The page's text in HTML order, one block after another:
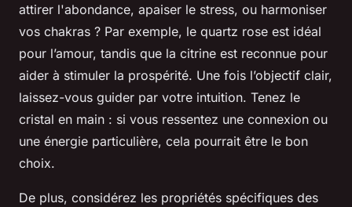
attirer l'abondance, apaiser le stress, ou harmoniser
vos chakras ? Par exemple, le quartz rose est idéal
pour l’amour, tandis que la citrine est reconnue pour
aider à stimuler la prospérité. Une fois l’objectif clair,
laissez-vous guider par votre intuition. Tenez le
cristal en main : si vous ressentez une connexion ou
une énergie particulière, cela pourrait être le bon
choix.
De plus, considérez les propriétés spécifiques des